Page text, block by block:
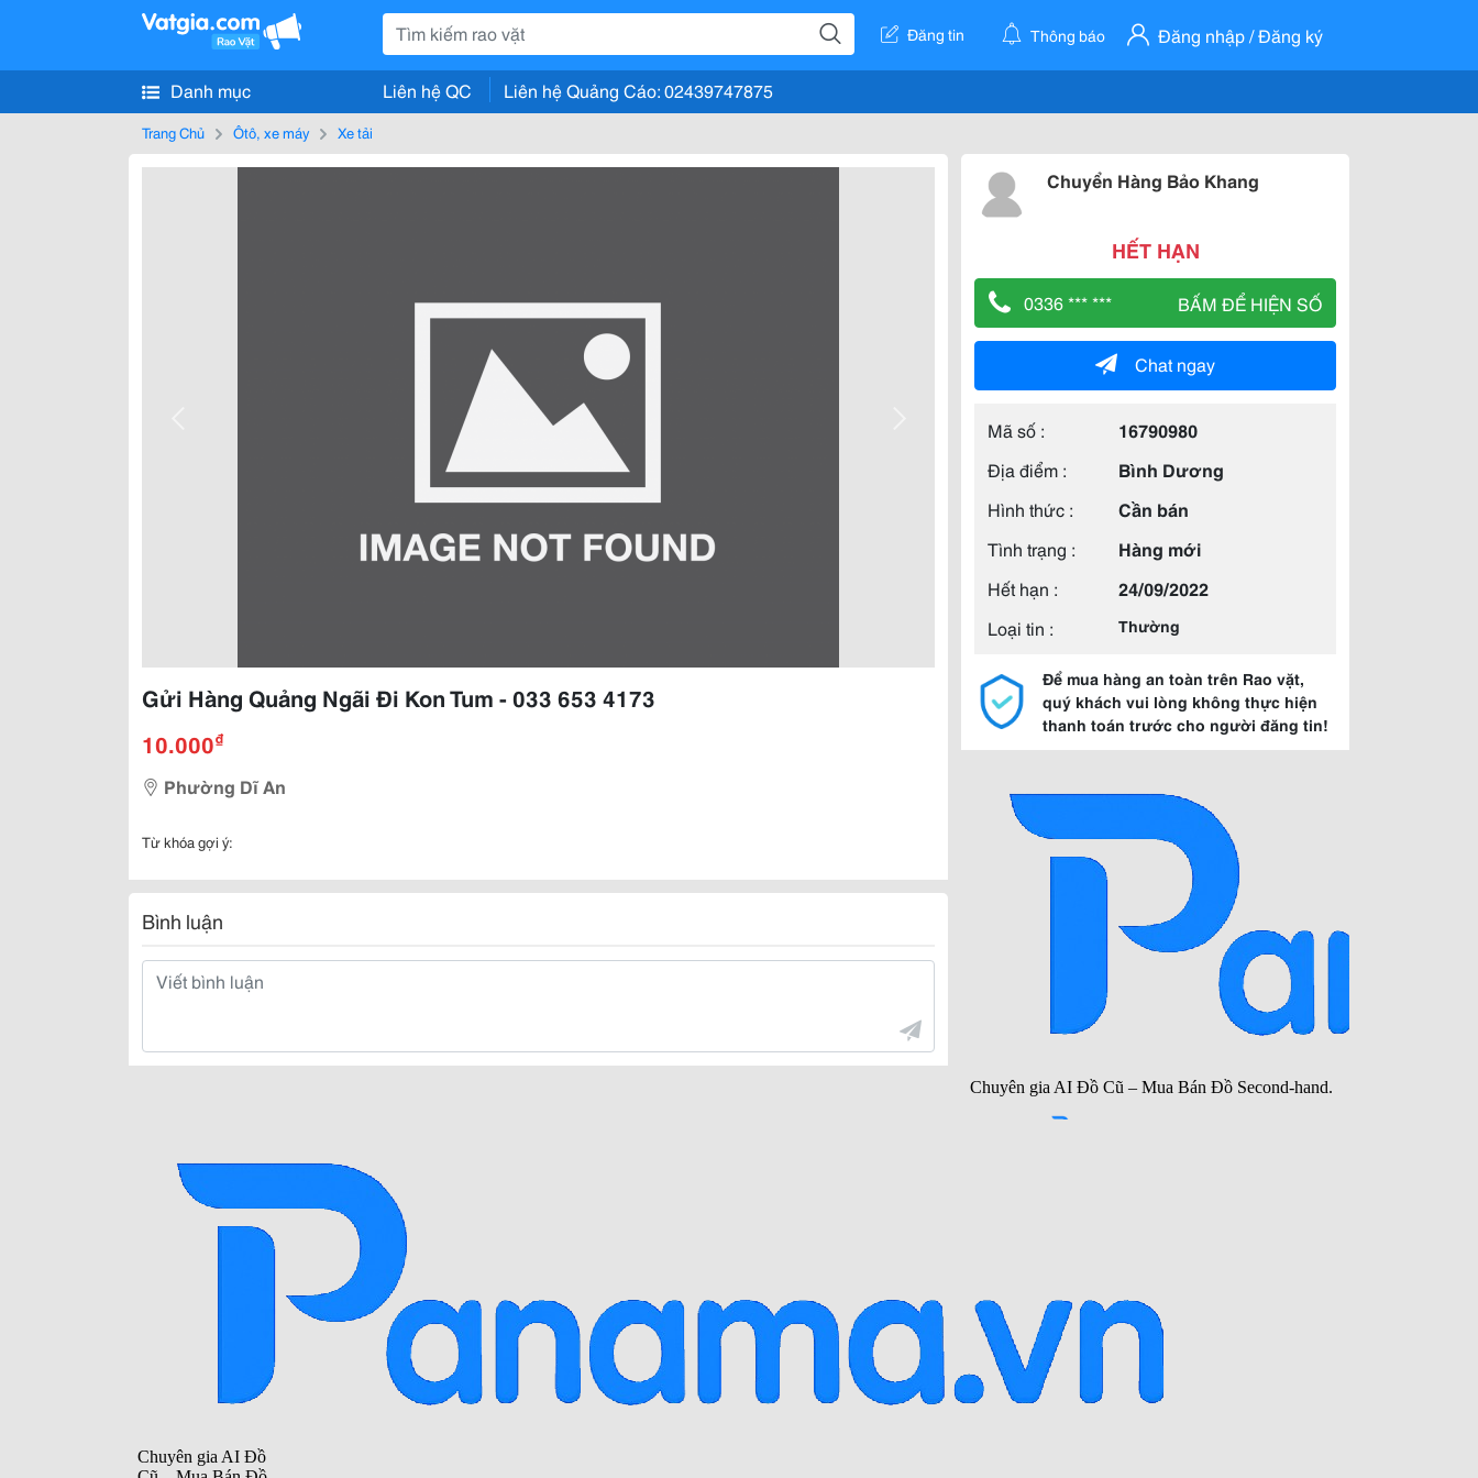
Đăng tin Thông báo Đăng nhập / Đăng ký
Danh mục Liên hệ QC Liên hệ Quảng Cáo: 02439747875
Trang Chủ Ôtô, xe máy Xe tải
Gửi Hàng Quảng Ngãi Đi Kon Tum - 033 653 4173
10.000₫
Phường Dĩ An
Từ khóa gợi ý:
Bình luận
Chuyển Hàng Bảo Khang
HẾT HẠN
0336 *** *** BẤM ĐỂ HIỆN SỐ
Chat ngay
Mã số :
16790980
Địa điểm :
Bình Dương
Hình thức :
Cần bán
Tình trạng :
Hàng mới
Hết hạn :
24/09/2022
Loại tin :
Thường
Để mua hàng an toàn trên Rao vặt,
quý khách vui lòng không thực hiện
thanh toán trước cho người đăng tin!